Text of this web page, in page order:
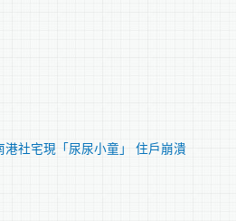
港社宅現「尿尿小童」 住戶崩潰